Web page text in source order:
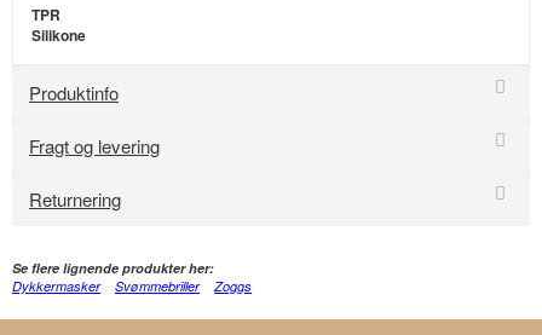
TPR
Silikone
Produktinfo
Fragt og levering
Returnering
Se flere lignende produkter her:
Dykkermasker
Svømmebriller Zoggs